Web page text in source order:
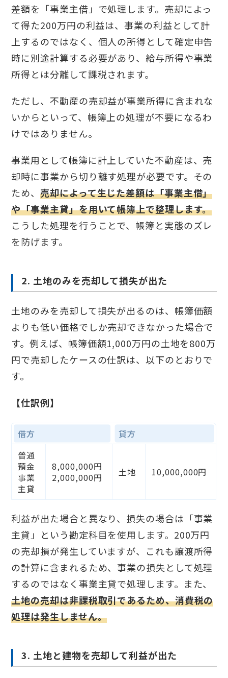
差額を「事業主借」で処理します。売却によっ
て得た200万円の利益は、事業の利益として計
上するのではなく、個人の所得として確定申告
時に別途計算する必要があり、給与所得や事業
所得とは分離して課税されます。
ただし、不動産の売却益が事業所得に含まれな
いからといって、帳簿上の処理が不要になるわ
けではありません。
事業用として帳簿に計上していた不動産は、売
却時に事業から切り離す処理が必要です。その
ため、売却によって生じた差額は「事業主借」
や「事業主貸」を用いて帳簿上で整理します。
こうした処理を行うことで、帳簿と実態のズレ
を防げます。
2. 土地のみを売却して損失が出た
土地のみを売却して損失が出るのは、帳簿価額
よりも低い価格でしか売却できなかった場合で
す。例えば、帳簿価額1,000万円の土地を800万
円で売却したケースの仕訳は、以下のとおりで
す。
【仕訳例】
借方
貸方
普通
預金
事業
主貸
8,000,000円
2,000,000円
土地 10,000,000円
利益が出た場合と異なり、損失の場合は「事業
主貸」という勘定科目を使用します。200万円
の売却損が発生していますが、これも譲渡所得
の計算に含まれるため、事業の損失として処理
するのではなく事業主貸で処理します。また、
土地の売却は非課税取引であるため、消費税の
処理は発生しません。
3. 土地と建物を売却して利益が出た